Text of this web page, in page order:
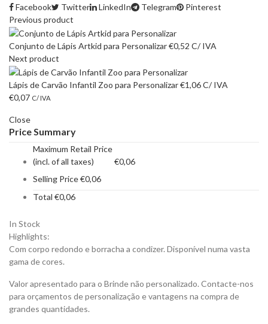
Facebook
Twitter LinkedIn Telegram
Pinterest
Previous product
Conjunto de Lápis Artkid para Personalizar€0,52 C/ IVA
Next product
Lápis de Carvão Infantil Zoo para Personalizar€1,06C/ IVA
€0,07 C/ IVA
Close
Price Summary
Maximum Retail Price
(incl. of all taxes)
€0,06
Selling Price€0,06
Total €0,06
In Stock
Highlights:
Com corpo redondo e borracha a condizer. Disponível numa vasta
gama de cores.
Valor apresentado para o Brinde não personalizado. Contacte-nos
para orçamentos de personalização e vantagens na compra de
grandes quantidades.